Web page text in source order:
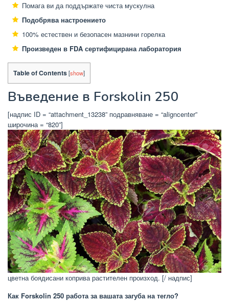
Помага ви да поддържате чиста мускулна
Подобрява настроението
100% естествен и безопасен мазнини горелка
Произведен в FDA сертифицирана лаборатория
Table of Contents[show]
Въведение в Forskolin 250
[надпис ID = “attachment_13238” подравняване = “aligncenter”
широчина = “820”]
цветна боядисани коприва растителен произход. [/ надпис]
Как Forskolin 250 работа за вашата загуба на тегло?